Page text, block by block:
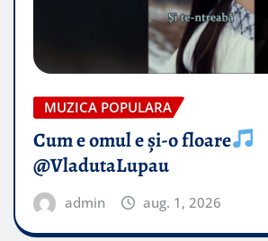
MUZICA POPULARA
Cum e omul e și-o floare
@VladutaLupau
admin aug. 1, 2026